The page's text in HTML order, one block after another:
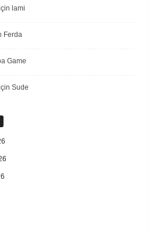
lami
Ferda
Game
Sude